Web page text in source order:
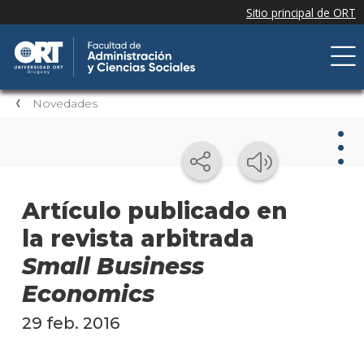
Novedades
Artículo publicado en
la revista arbitrada
Small Business
Economics
29 feb. 2016